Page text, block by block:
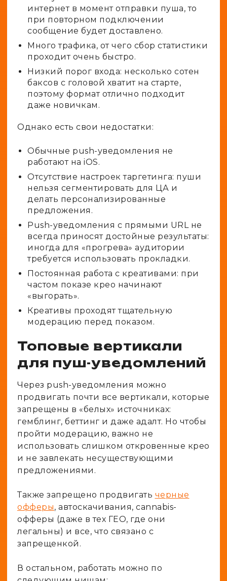
интернет в момент отправки пуша, то
при повторном подключении
сообщение будет доставлено.
Много трафика, от чего сбор статистики
проходит очень быстро.
Низкий порог входа: несколько сотен
баксов с головой хватит на старте,
поэтому формат отлично подходит
даже новичкам.
Однако есть свои недостатки:
Обычные push-уведомления не
работают на iOS.
Отсутствие настроек таргетинга: пуши
нельзя сегментировать для ЦА и
делать персонализированные
предложения.
Push-уведомления с прямыми URL не
всегда приносят достойные результаты:
иногда для «прогрева» аудитории
требуется использовать прокладки.
Постоянная работа с креативами: при
частом показе крео начинают
«выгорать».
Креативы проходят тщательную
модерацию перед показом.
Топовые вертикали
для пуш-уведомлений
Через push-уведомления можно
продвигать почти все вертикали, которые
запрещены в «белых» источниках:
гемблинг, беттинг и даже адалт. Но чтобы
пройти модерацию, важно не
использовать слишком откровенные крео
и не завлекать несуществующими
предложениями.
Также запрещено продвигать черные
офферы, автоскачивания, cannabis-
офферы (даже в тех ГЕО, где они
легальны) и все, что связано с
запрещенкой.
В остальном, работать можно по